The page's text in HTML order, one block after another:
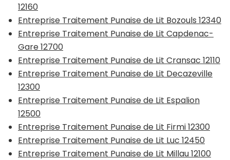
12160
Entreprise Traitement Punaise de Lit Bozouls 12340
Entreprise Traitement Punaise de Lit Capdenac-
Gare 12700
Entreprise Traitement Punaise de Lit Cransac 12110
Entreprise Traitement Punaise de Lit Decazeville
12300
Entreprise Traitement Punaise de Lit Espalion
12500
Entreprise Traitement Punaise de Lit Firmi 12300
Entreprise Traitement Punaise de Lit Luc 12450
Entreprise Traitement Punaise de Lit Millau 12100